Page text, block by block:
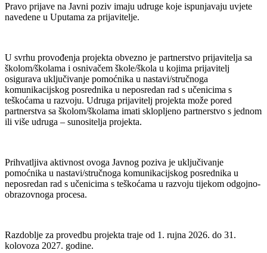
Pravo prijave na Javni poziv imaju udruge koje ispunjavaju uvjete
navedene u Uputama za prijavitelje.
U svrhu provođenja projekta obvezno je partnerstvo prijavitelja sa
školom/školama i osnivačem škole/škola u kojima prijavitelj
osigurava uključivanje pomoćnika u nastavi/stručnoga
komunikacijskog posrednika u neposredan rad s učenicima s
teškoćama u razvoju. Udruga prijavitelj projekta može pored
partnerstva sa školom/školama imati sklopljeno partnerstvo s jednom
ili više udruga – sunositelja projekta.
Prihvatljiva aktivnost ovoga Javnog poziva je uključivanje
pomoćnika u nastavi/stručnoga komunikacijskog posrednika u
neposredan rad s učenicima s teškoćama u razvoju tijekom odgojno-
obrazovnoga procesa.
Razdoblje za provedbu projekta traje od 1. rujna 2026. do 31.
kolovoza 2027. godine.